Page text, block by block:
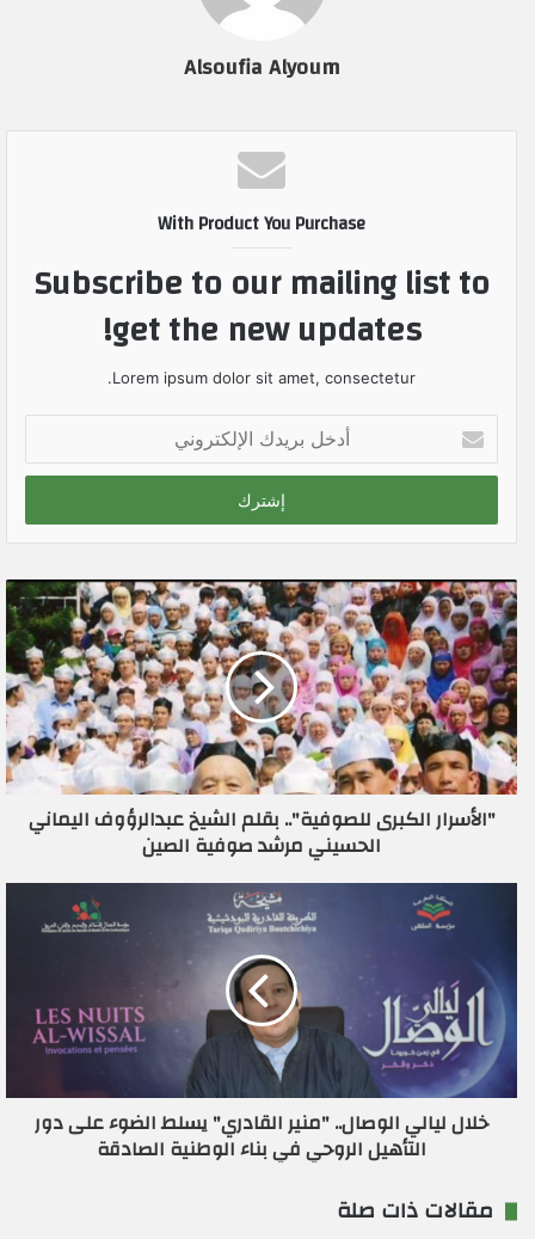
Alsoufia Alyoum
With Product You Purchase
Subscribe to our mailing list to
get the new updates!
Lorem ipsum dolor sit amet, consectetur.
خ
ب
ي
د
ك
ا
ل
إ
ل
ك
ت
"الأسرار الكبرى للصوفية".. بقلم الشيخ عبدالرؤوف اليماني
الحسيني مرشد صوفية الصين
خلال ليالي الوصال.. "منير القادري" يسلط الضوء على دور
التأهيل الروحي في بناء الوطنية الصادقة
مقالات ذات صلة